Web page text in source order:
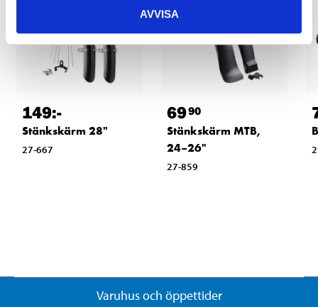
AVVISA
149:-
Stänkskärm 28"
27-667
6990
Stänkskärm MTB,
24–26"
27-859
Varuhus och öppettider